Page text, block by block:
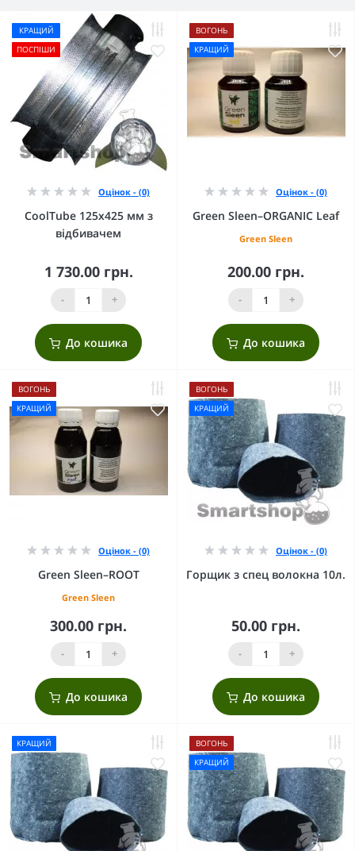
КРАЩИЙ
ПОСПІШИ
Оцінок - (0)
CoolTube 125х425 мм з
відбивачем
1 730.00 грн.
- +
До кошика
ВОГОНЬ
КРАЩИЙ
Оцінок - (0)
Green Sleen–ORGANIC Leaf
Green Sleen
200.00 грн.
- +
До кошика
ВОГОНЬ
КРАЩИЙ
Оцінок - (0)
Green Sleen–ROOT
Green Sleen
300.00 грн.
- +
До кошика
ВОГОНЬ
КРАЩИЙ
Оцінок - (0)
Горщик з спец волокна 10л.
50.00 грн.
- +
До кошика
КРАЩИЙ
ВОГОНЬ
КРАЩИЙ